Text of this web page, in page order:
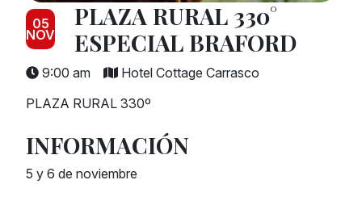
05
NOV
PLAZA RURAL 330°
ESPECIAL BRAFORD
9:00 am
Hotel Cottage Carrasco
PLAZA RURAL 330º
INFORMACIÓN
5 y 6 de noviembre